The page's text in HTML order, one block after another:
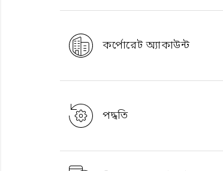
কর্পোরেট অ্যাকাউন্ট
পদ্ধতি